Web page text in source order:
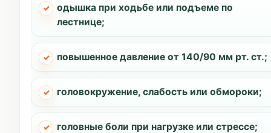
одышка при ходьбе или подъеме по
лестнице;
повышенное давление от 140/90 мм рт. ст.;
головокружение, слабость или обмороки;
головные боли при нагрузке или стрессе;